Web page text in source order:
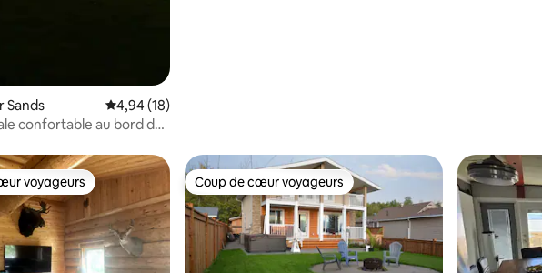
Sands Évaluation moyenne sur la base de 18 commentaires : 4,94 sur 5
4,94 (18)
confortable au bord du
voyageurs les plus appréciés
voyageurs Coup de cœur voyageurs
Coup de cœur voyageurs